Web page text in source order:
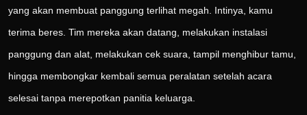
yang akan membuat panggung terlihat megah. Intinya, kamu
terima beres. Tim mereka akan datang, melakukan instalasi
panggung dan alat, melakukan cek suara, tampil menghibur tamu,
hingga membongkar kembali semua peralatan setelah acara
selesai tanpa merepotkan panitia keluarga.